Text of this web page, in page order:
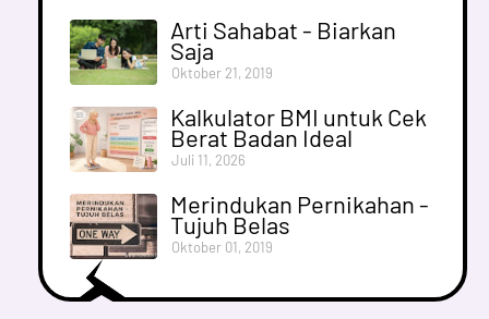
Arti Sahabat - Biarkan
Saja
Oktober 21, 2019
Kalkulator BMI untuk Cek
Berat Badan Ideal
Juli 11, 2026
Merindukan Pernikahan -
Tujuh Belas
Oktober 01, 2019